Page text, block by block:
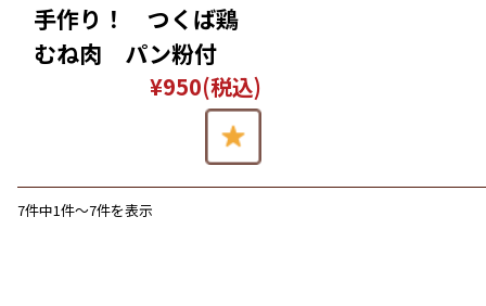
手作り！ つくば鶏
むね肉 パン粉付
¥950(税込)
7件中1件〜7件を表示